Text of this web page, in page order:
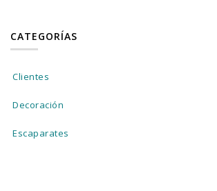
CATEGORÍAS
Clientes
Decoración
Escaparates